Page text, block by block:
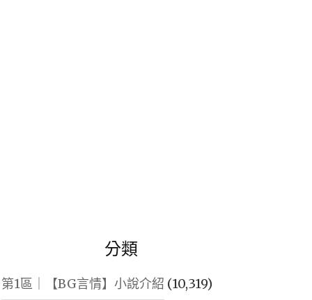
分類
第1區｜【BG言情】小說介紹 (10,319)